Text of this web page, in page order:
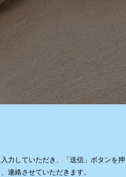
力していただき、「送信」ボタンを押
連絡させていただきます。